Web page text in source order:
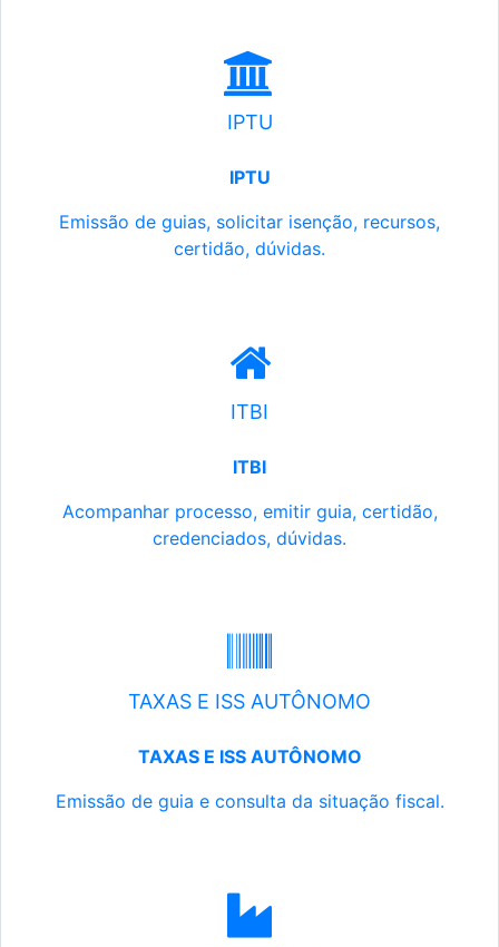
IPTU
IPTU
Emissão de guias, solicitar isenção, recursos,
certidão, dúvidas.
ITBI
ITBI
Acompanhar processo, emitir guia, certidão,
credenciados, dúvidas.
TAXAS E ISS AUTÔNOMO
TAXAS E ISS AUTÔNOMO
Emissão de guia e consulta da situação fiscal.